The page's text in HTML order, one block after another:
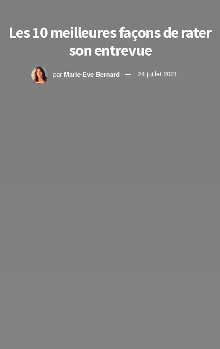
Les 10 meilleures façons de rater
son entrevue
par Marie-Eve Bernard 24 juillet 2021